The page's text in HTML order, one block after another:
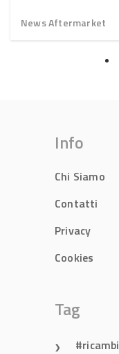
News Aftermarket
Info
Chi Siamo
Contatti
Privacy
Cookies
Tag
ricambi